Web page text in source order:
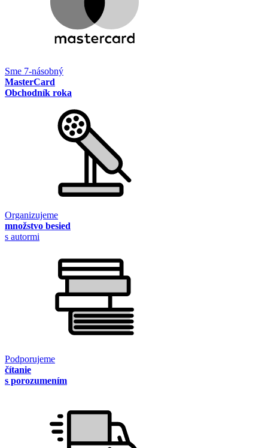
Sme 7-násobný
MasterCard
Obchodník roka
Organizujeme
množstvo besied
s autormi
Podporujeme
čítanie
s porozumením